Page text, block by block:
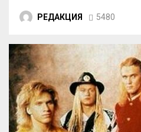
РЕДАКЦИЯ 5480